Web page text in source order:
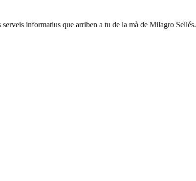
serveis informatius que arriben a tu de la mà de Milagro Sellés.